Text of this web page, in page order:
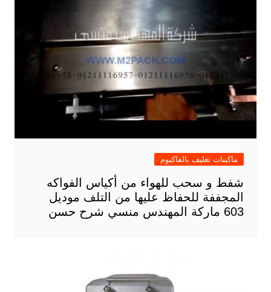
ماكينات تغليف بالفاكيوم
شفط و سحب للهواء من أكياس الفواكه
المجففة للحفاظ عليها من التلف موديل
603 ماركة المهندس منسي شرح حسن